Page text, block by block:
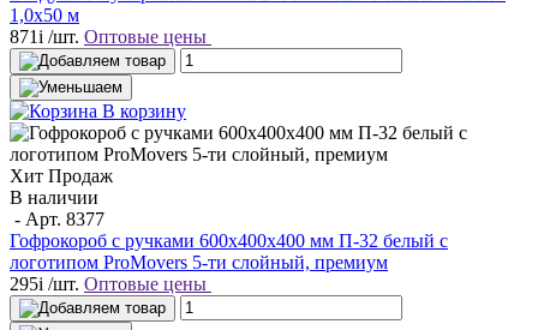
1,0х50 м
871i /шт. Оптовые цены
В корзину
Хит Продаж
В наличии
- Арт. 8377
Гофрокороб с ручками 600х400х400 мм П-32 белый с
логотипом ProMovers 5-ти слойный, премиум
295i /шт. Оптовые цены